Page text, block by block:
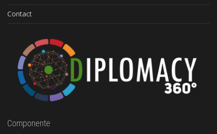
Contact
Componente